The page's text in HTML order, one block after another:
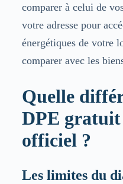
comparer à celui de
votre adresse pour
énergétiques de votre
comparer avec les
Quelle
DPE
officiel ?
Les limites du